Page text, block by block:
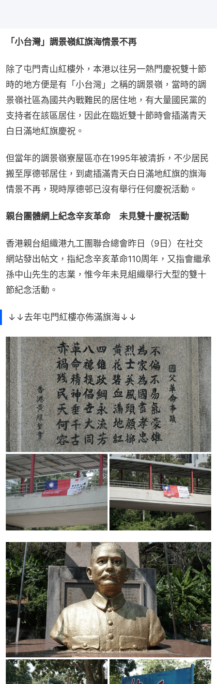
「小台灣」調景嶺紅旗海情景不再
除了屯門青山紅樓外，本港以往另一熱門慶祝雙十節
時的地方便是有「小台灣」之稱的調景嶺，當時的調
景嶺社區為國共內戰難民的居住地，有大量國民黨的
支持者在該區居住，因此在臨近雙十節時會插滿青天
白日滿地紅旗慶祝。
但當年的調景嶺寮屋區亦在1995年被清拆，不少居民
搬至厚德邨居住，到處插滿青天白日滿地紅旗的旗海
情景不再，現時厚德邨已沒有舉行任何慶祝活動。
親台團體網上紀念辛亥革命　未見雙十慶祝活動
香港親台組織港九工團聯合總會昨日（9日）在社交
網站發出帖文，指紀念辛亥革命110周年，又指會繼承
孫中山先生的志業，惟今年未見組織舉行大型的雙十
節紀念活動。
↓↓去年屯門紅樓亦佈滿旗海↓↓